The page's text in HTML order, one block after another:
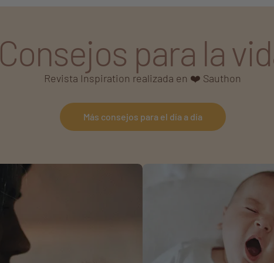
Consejos para la
Revista Inspiration realizada en ❤️ Sauthon
Más consejos para el día a día